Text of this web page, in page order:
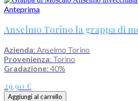
Anteprima
Anselmo Torino la grappa di
Azienda: Anselmo Torino
Provenienza: Torino
Gradazione:40%
29,90 €
Aggiungi al carrello